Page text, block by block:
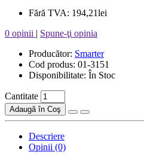
Fără TVA: 194,21lei
0 opinii | Spune-ţi opinia
Producător: Smarter
Cod produs: 01-3151
Disponibilitate: În Stoc
Cantitate
Adaugă în Coş
Descriere
Opinii (0)